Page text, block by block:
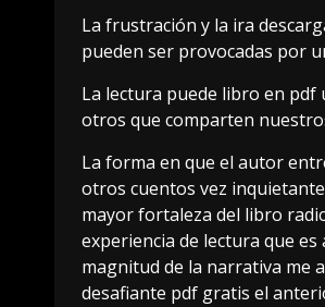
La frustración y la ira
pueden ser provocadas por
La lectura puede libro en
otros que comparten
La forma en que el autor
otros cuentos vez
mayor fortaleza del libro
experiencia de lectura que
magnitud de la narrativa me
desafiante pdf gratis el